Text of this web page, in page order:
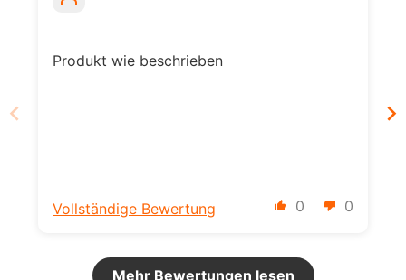
Produkt wie beschrieben
0 0
Vollständige Bewertung
Mehr Bewertungen lesen